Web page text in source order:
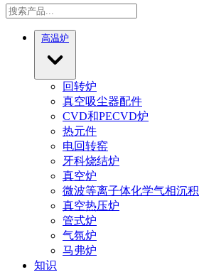
高温炉
回转炉
真空吸尘器配件
CVD和PECVD炉
热元件
电回转窑
牙科烧结炉
真空炉
微波等离子体化学气相沉积
真空热压炉
管式炉
气氛炉
马弗炉
知识